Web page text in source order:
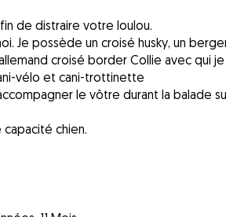
de distraire votre loulou.
Je possède un croisé husky, un
croisé border Collie avec qui je
vélo et cani-trottinette
le vôtre durant la balade
chien.